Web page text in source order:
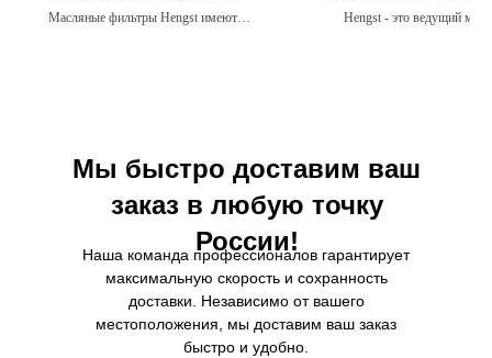
Масляные фильтры Hengst имеют
Hengst - это ведущий
Мы быстро доставим ваш
заказ в любую точку
России!
Наша команда профессионалов гарантирует
максимальную скорость и сохранность
доставки. Независимо от вашего
местоположения, мы доставим ваш заказ
быстро и удобно.